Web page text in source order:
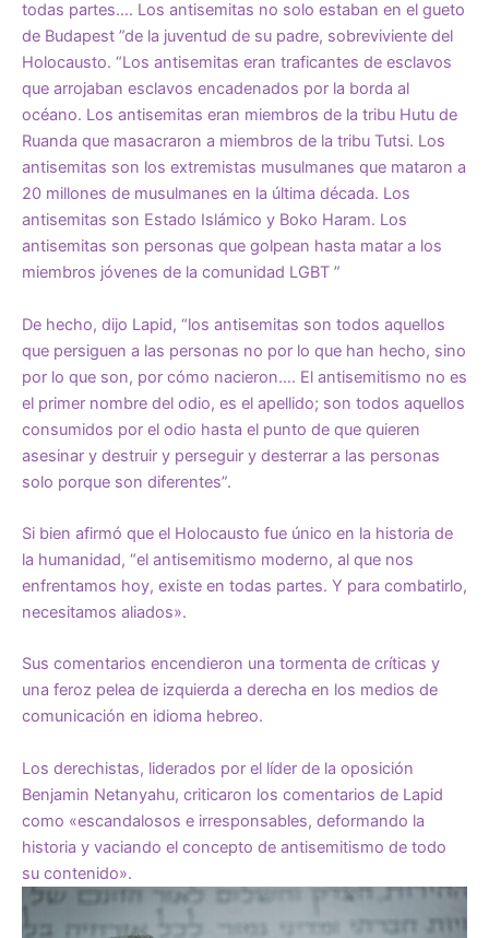
todas partes…. Los antisemitas no solo estaban en el gueto
de Budapest ”de la juventud de su padre, sobreviviente del
Holocausto. “Los antisemitas eran traficantes de esclavos
que arrojaban esclavos encadenados por la borda al
océano. Los antisemitas eran miembros de la tribu Hutu de
Ruanda que masacraron a miembros de la tribu Tutsi. Los
antisemitas son los extremistas musulmanes que mataron a
20 millones de musulmanes en la última década. Los
antisemitas son Estado Islámico y Boko Haram. Los
antisemitas son personas que golpean hasta matar a los
miembros jóvenes de la comunidad LGBT ”
De hecho, dijo Lapid, “los antisemitas son todos aquellos
que persiguen a las personas no por lo que han hecho, sino
por lo que son, por cómo nacieron…. El antisemitismo no es
el primer nombre del odio, es el apellido; son todos aquellos
consumidos por el odio hasta el punto de que quieren
asesinar y destruir y perseguir y desterrar a las personas
solo porque son diferentes”.
Si bien afirmó que el Holocausto fue único en la historia de
la humanidad, “el antisemitismo moderno, al que nos
enfrentamos hoy, existe en todas partes. Y para combatirlo,
necesitamos aliados».
Sus comentarios encendieron una tormenta de críticas y
una feroz pelea de izquierda a derecha en los medios de
comunicación en idioma hebreo.
Los derechistas, liderados por el líder de la oposición
Benjamin Netanyahu, criticaron los comentarios de Lapid
como «escandalosos e irresponsables, deformando la
historia y vaciando el concepto de antisemitismo de todo
su contenido».